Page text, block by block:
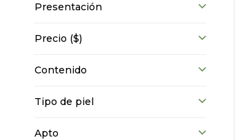
Presentación
Precio ($)
Contenido
Tipo de piel
Apto